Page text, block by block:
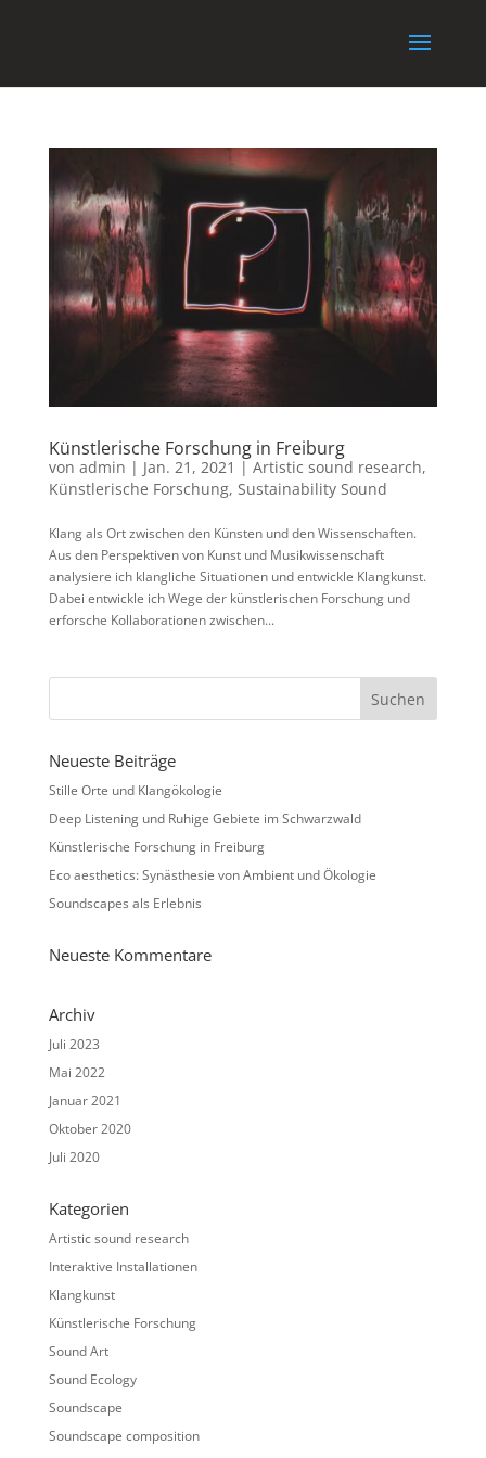
Künstlerische Forschung in Freiburg
von admin | Jan. 21, 2021 | Artistic sound research,
Künstlerische Forschung, Sustainability Sound
Klang als Ort zwischen den Künsten und den Wissenschaften.
Aus den Perspektiven von Kunst und Musikwissenschaft
analysiere ich klangliche Situationen und entwickle Klangkunst.
Dabei entwickle ich Wege der künstlerischen Forschung und
erforsche Kollaborationen zwischen...
Neueste Beiträge
Stille Orte und Klangökologie
Deep Listening und Ruhige Gebiete im Schwarzwald
Künstlerische Forschung in Freiburg
Eco aesthetics: Synästhesie von Ambient und Ökologie
Soundscapes als Erlebnis
Neueste Kommentare
Archiv
Juli 2023
Mai 2022
Januar 2021
Oktober 2020
Juli 2020
Kategorien
Artistic sound research
Interaktive Installationen
Klangkunst
Künstlerische Forschung
Sound Art
Sound Ecology
Soundscape
Soundscape composition